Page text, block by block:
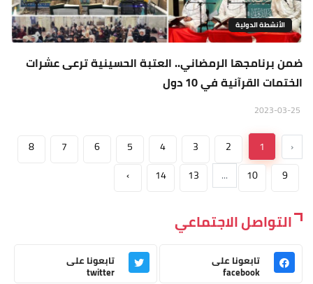
الأنشطة الدولية
ضمن برنامجها الرمضاني.. العتبة الحسينية ترعى عشرات
الختمات القرآنية في 10 دول
‹
1
2
3
4
5
6
7
8
9
10
...
13
14
›
التواصل الاجتماعي
تابعونا على
facebook
تابعونا على
twitter